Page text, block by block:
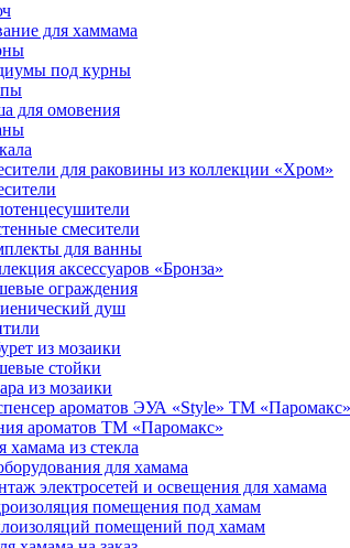
для хаммама
под курны
для омовения
для раковины из коллекции «Хром»
смесители
для ванны
аксессуаров «Бронза»
ограждения
душ
из мозаики
стойки
из мозаики
ароматов ЭУА «Style» ТМ
ароматов ТМ «Паромакс»
хамама из стекла
для хамама
электросетей и освещения для хамама
помещения под хамам
помещений под хамам